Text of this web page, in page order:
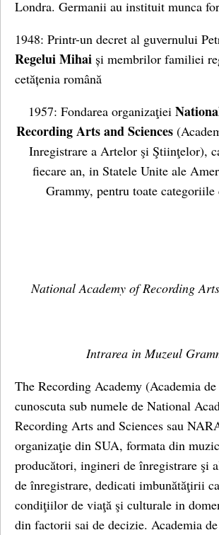
Londra. Germanii au instituit munca
1948: Printr-un decret al guvernului
Regelui Mihai și membrilor familiei
cetățenia română
1957: Fondarea organizaţiei
Recording Arts and Sciences
Inregistrare a Artelor şi Ştiinţelor),
fiecare an, in Statele Unite ale
Grammy, pentru toate categoriile
National Academy of Recording
Intrarea in Muzeul
The Recording Academy (Academia
cunoscuta sub numele de National
Recording Arts and Sciences sau
organizaţie din SUA, formata din
producători, ingineri de înregistrare şi
de înregistrare, dedicati imbunătăţirii
condiţiilor de viaţă şi culturale in
din factorii sai de decizie. Academia